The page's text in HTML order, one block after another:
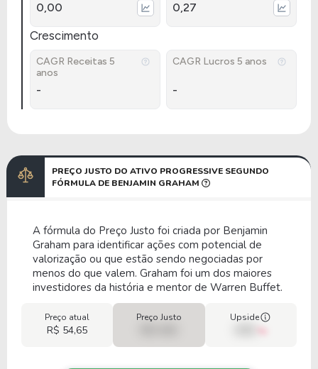
0,00 0,27
Crescimento
CAGR Receitas 5
anos
-
CAGR Lucros 5 anos
-
PREÇO JUSTO DO ATIVO PROGRESSIVE SEGUNDO
FÓRMULA DE BENJAMIN GRAHAM
A fórmula do Preço Justo foi criada por Benjamin
Graham para identificar ações com potencial de
valorização ou que estão sendo negociadas por
menos do que valem. Graham foi um dos maiores
investidores da história e mentor de Warren Buffet.
Preço atual
R$ 54,65
Preço Justo Upside